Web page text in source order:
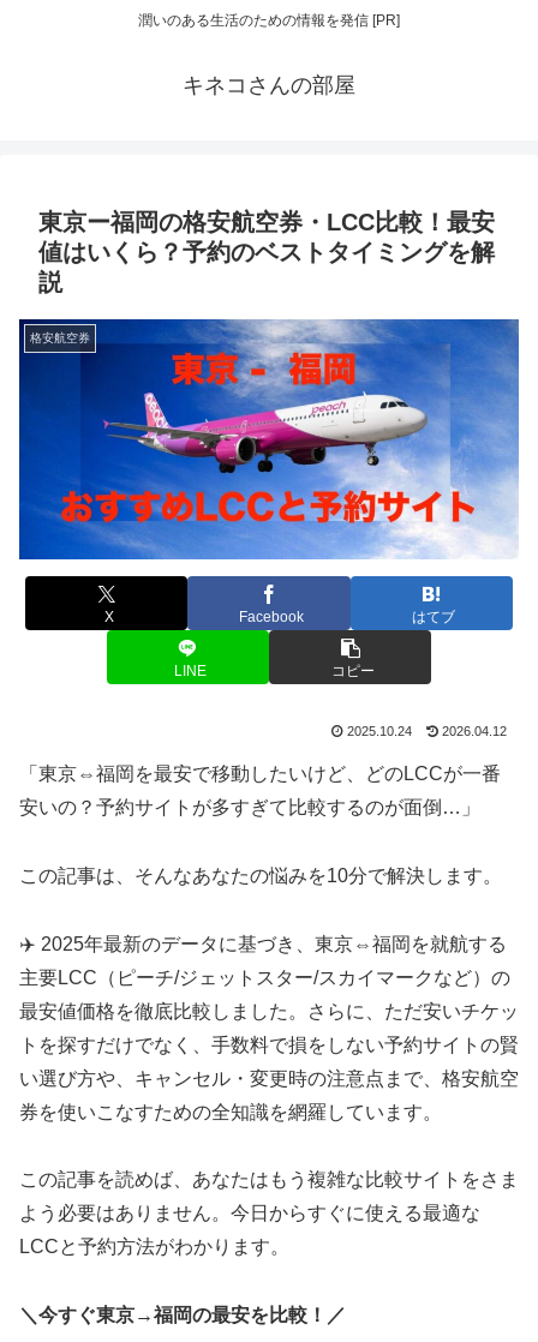
潤いのある生活のための情報を発信 [PR]
キネコさんの部屋
東京ー福岡の格安航空券・LCC比較！最安
値はいくら？予約のベストタイミングを解
説
格安航空券
X Facebook はてブ
LINE コピー
2025.10.24 2026.04.12
「東京⇔福岡を最安で移動したいけど、どのLCCが一番
安いの？予約サイトが多すぎて比較するのが面倒…」
この記事は、そんなあなたの悩みを10分で解決します。
✈️ 2025年最新のデータに基づき、東京⇔福岡を就航する
主要LCC（ピーチ/ジェットスター/スカイマークなど）の
最安値価格を徹底比較しました。さらに、ただ安いチケッ
トを探すだけでなく、手数料で損をしない予約サイトの賢
い選び方や、キャンセル・変更時の注意点まで、格安航空
券を使いこなすための全知識を網羅しています。
この記事を読めば、あなたはもう複雑な比較サイトをさま
よう必要はありません。今日からすぐに使える最適な
LCCと予約方法がわかります。
＼今すぐ東京→福岡の最安を比較！／